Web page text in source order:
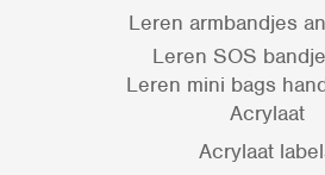
Leren armbandjes
Leren SOS
Leren mini bags
Acrylaat
Acrylaat